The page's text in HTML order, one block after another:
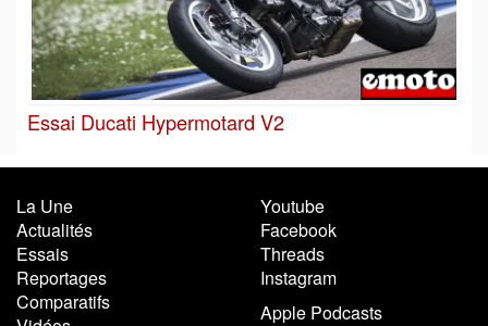
Essai Ducati Hypermotard V2
La Une
Actualités
Essais
Reportages
Comparatifs
Youtube
Facebook
Threads
Instagram
Apple Podcasts